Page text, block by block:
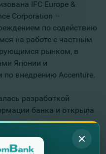
IFC Europe &
Corporation –
по содействию
на работе с частным
рынком, в
Японии и
по внедрению Аccenture.
разработкой
банка и открыла
и инструментов,
отправной точкой всех
банке. Это тот